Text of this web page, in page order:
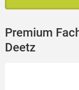
Premium
Deetz